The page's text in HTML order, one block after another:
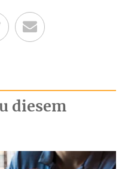
Facebook
auf Twitter
Per E-Mail senden
diesem